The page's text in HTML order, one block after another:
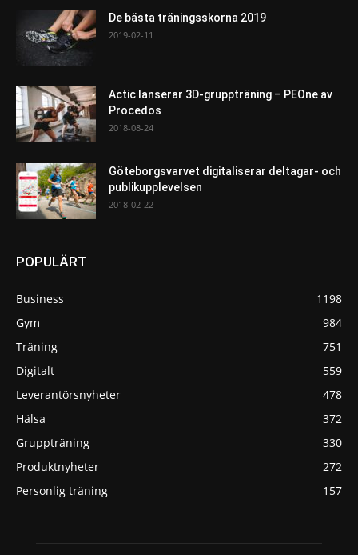
De bästa träningsskorna 2019
2019-02-11
Actic lanserar 3D-gruppträning – PEOne av
Procedos
2018-08-24
Göteborgsvarvet digitaliserar deltagar- och
publikupplevelsen
2018-02-22
POPULÄRT
Business
1198
Gym
984
Träning
751
Digitalt
559
Leverantörsnyheter
478
Hälsa
372
Gruppträning
330
Produktnyheter
272
Personlig träning
157